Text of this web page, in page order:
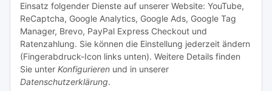
Einsatz folgender Dienste auf unserer Website: YouTube,
ReCaptcha, Google Analytics, Google Ads, Google Tag
Manager, Brevo, PayPal Express Checkout und
Ratenzahlung. Sie können die Einstellung jederzeit ändern
(Fingerabdruck-Icon links unten). Weitere Details finden
Sie unter Konfigurieren und in unserer
Datenschutzerklärung.
Vertrag widerrufen
* Alle Preise inkl. gesetzlicher USt., zzgl.